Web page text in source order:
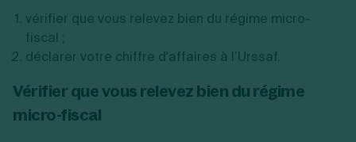
vérifier que vous relevez bien du régime micro-
fiscal ;
déclarer votre chiffre d'affaires à l’Urssaf.
Vérifier que vous relevez bien du régime
micro-fiscal